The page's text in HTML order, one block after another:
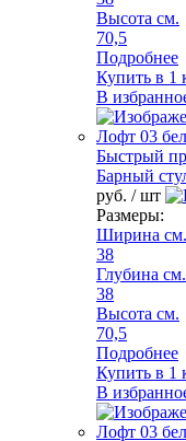
Высота см.
70,5
Подробнее
Купить в 1
В
Быстрый
Барный
руб. / шт
Размеры:
Ширина см.
38
Глубина см.
38
Высота см.
70,5
Подробнее
Купить в 1
В